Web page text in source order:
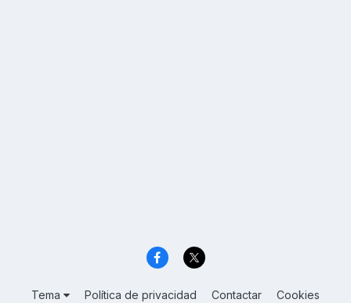
Tema Política de privacidad Contactar Cookies